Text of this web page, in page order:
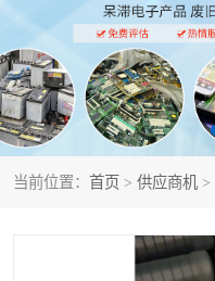
当前位置： 首页 > 供应商机 >
线路板回收
电子产品回收
金属回收